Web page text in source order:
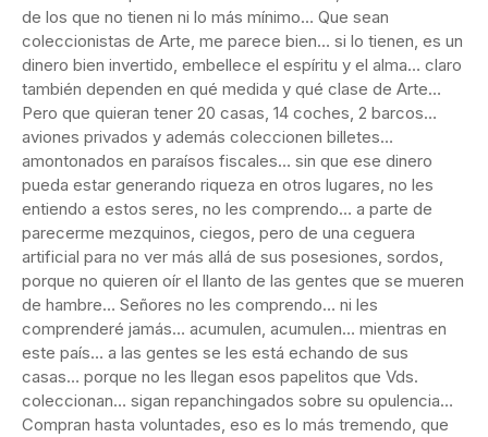
de los que no tienen ni lo más mínimo… Que sean
coleccionistas de Arte, me parece bien… si lo tienen, es un
dinero bien invertido, embellece el espíritu y el alma… claro
también dependen en qué medida y qué clase de Arte…
Pero que quieran tener 20 casas, 14 coches, 2 barcos…
aviones privados y además coleccionen billetes…
amontonados en paraísos fiscales… sin que ese dinero
pueda estar generando riqueza en otros lugares, no les
entiendo a estos seres, no les comprendo… a parte de
parecerme mezquinos, ciegos, pero de una ceguera
artificial para no ver más allá de sus posesiones, sordos,
porque no quieren oír el llanto de las gentes que se mueren
de hambre… Señores no les comprendo… ni les
comprenderé jamás… acumulen, acumulen… mientras en
este país… a las gentes se les está echando de sus
casas… porque no les llegan esos papelitos que Vds.
coleccionan… sigan repanchingados sobre su opulencia…
Compran hasta voluntades, eso es lo más tremendo, que